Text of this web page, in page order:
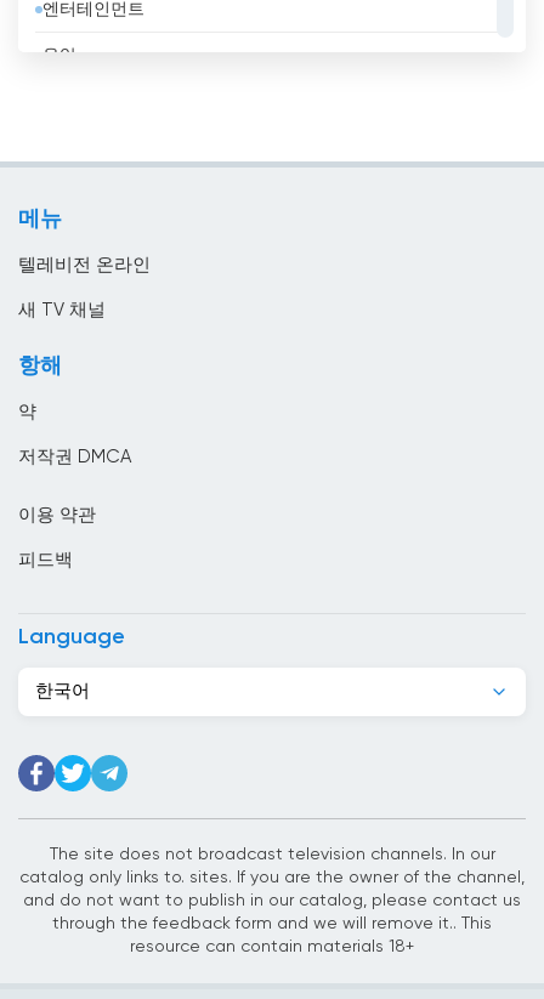
루마니아
몬테네그로
몰디브
미얀마
바베이도스
바티칸 시국
방글라데시
엔터테인먼트
음악
메뉴
텔레비전 온라인
새 TV 채널
항해
약
저작권 DMCA
이용 약관
피드백
Language
한국어
The site does not broadcast television channels. In our
catalog only links to. sites. If you are the owner of the channel,
and do not want to publish in our catalog, please contact us
through the feedback form and we will remove it.. This
resource can contain materials 18+